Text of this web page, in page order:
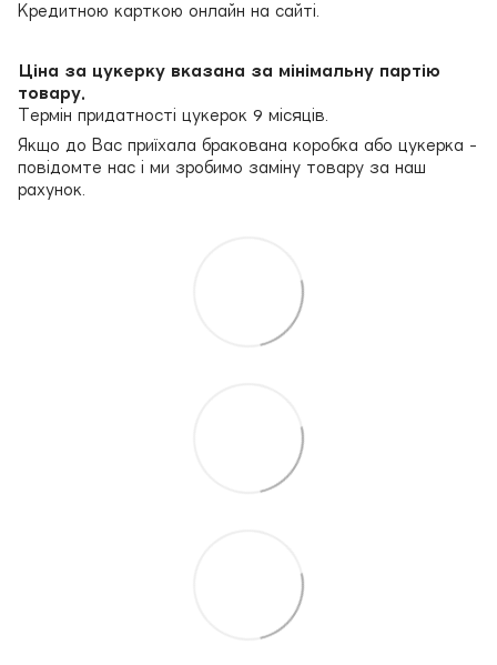
Кредитною карткою онлайн на сайті.
Ціна за цукерку вказана за мінімальну партію
товару.
Термін придатності цукерок 9 місяців.
Якщо до Вас приїхала бракована коробка або цукерка -
повідомте нас і ми зробимо заміну товару за наш
рахунок.